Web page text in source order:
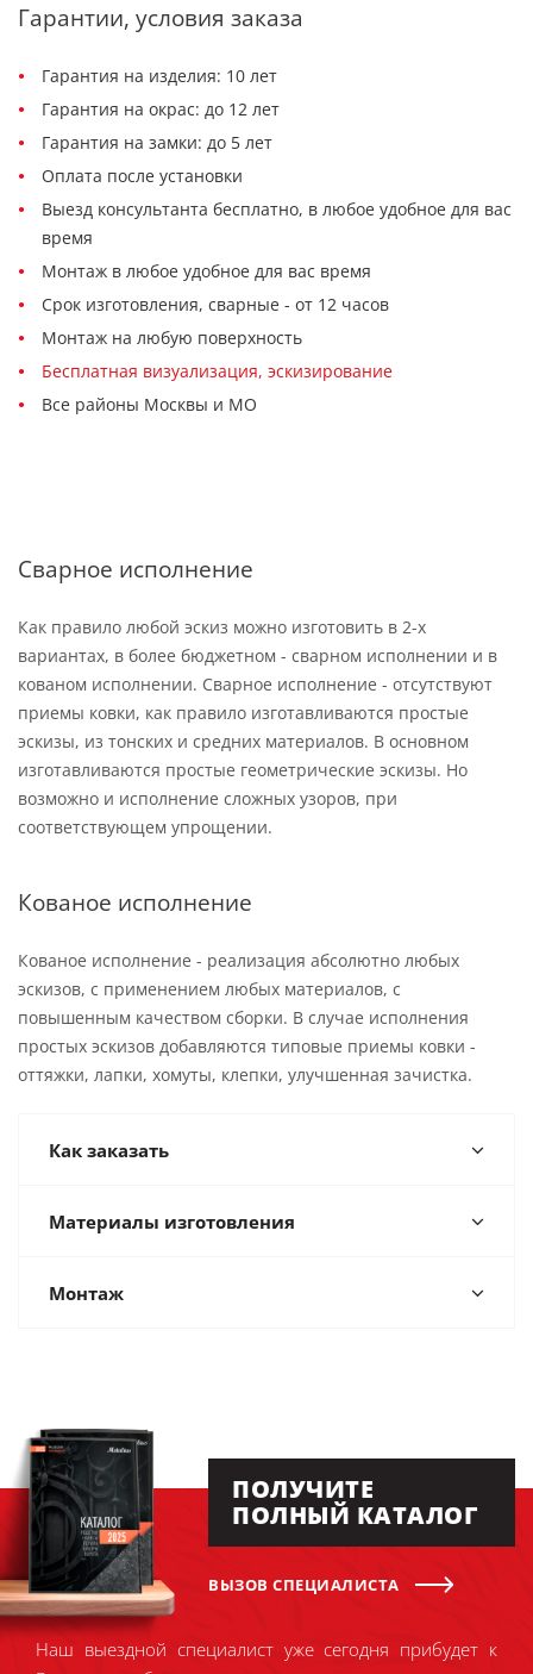
Гарантии, условия заказа
Гарантия на изделия: 10 лет
Гарантия на окрас: до 12 лет
Гарантия на замки: до 5 лет
Оплата после установки
Выезд консультанта бесплатно, в любое удобное для вас
время
Монтаж в любое удобное для вас время
Срок изготовления, сварные - от 12 часов
Монтаж на любую поверхность
Бесплатная визуализация, эскизирование
Все районы Москвы и МО
Сварное исполнение
Как правило любой эскиз можно изготовить в 2-х
вариантах, в более бюджетном - сварном исполнении и в
кованом исполнении. Сварное исполнение - отсутствуют
приемы ковки, как правило изготавливаются простые
эскизы, из тонских и средних материалов. В основном
изготавливаются простые геометрические эскизы. Но
возможно и исполнение сложных узоров, при
соответствующем упрощении.
Кованое исполнение
Кованое исполнение - реализация абсолютно любых
эскизов, с применением любых материалов, с
повышенным качеством сборки. В случае исполнения
простых эскизов добавляются типовые приемы ковки -
оттяжки, лапки, хомуты, клепки, улучшенная зачистка.
Как заказать
Материалы изготовления
Монтаж
ПОЛУЧИТЕ
ПОЛНЫЙ КАТАЛОГ
ВЫЗОВ СПЕЦИАЛИСТА
Наш выездной специалист уже сегодня прибудет к